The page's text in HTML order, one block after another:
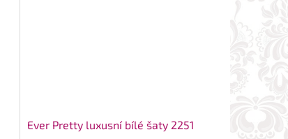
Ever Pretty luxusní bílé šaty 2251